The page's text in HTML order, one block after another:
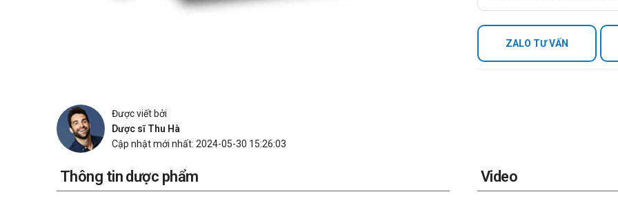
ZALO TƯ VẤN
Được viết bởi
Dược sĩ Thu Hà
Cập nhật mới nhất: 2024-05-30 15:26:03
Thông tin dược phẩm Video